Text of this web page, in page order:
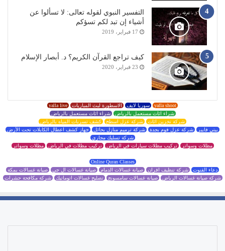
التفسير النبوي لقوله تعالى: لا تسألوا عن
أشياء إن تبد لكم تسؤكم
17 فبراير، 2019
كيف تراجع القرآن الكريم؟ د. أبصار الإسلام
23 فبراير، 2020
yalla shoot سوريا لايف الاسطورة لبث المباريات yalla live
شراء اثاث مستعمل بالرياض شراء اثاث مستعمل بالرياض
شركة تخزين اثاث شركة عزل اسطح كشف تسربات المياه بالرياض
بيتي فايبر شركة عزل فوم بجدة شركة ترميم منازل بحائل جهاز كشف اعطال الكابلات تحت الأرض
شركة تسليك مجاري
مظلات وسواتر تركيب مظلات سيارات في الرياض تركيب مظلات في الرياض مظلات وسواتر
Online Quran Classes
دعاء القنوت شركة تنظيف افران صيانة غسالات الدمام صيانة غسالات ال جي صيانة غسالات بمكة
شركة صيانة غسالات الرياض صيانة غسالات سامسونج تصليح غسالات اتوماتيك شركة مكافحة حشرات